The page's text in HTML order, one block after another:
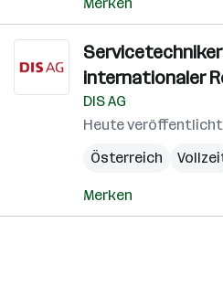
internationaler
DIS AG
Heute veröffentlicht
Österreich
Merken